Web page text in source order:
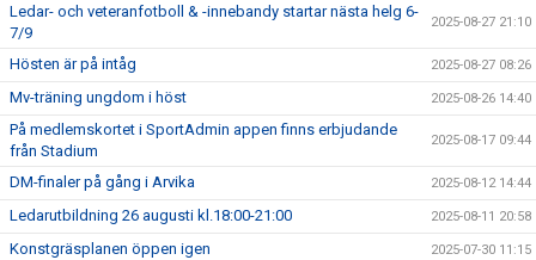
Ledar- och veteranfotboll & -innebandy startar nästa helg 6-
7/9
2025-08-27 21:10
Hösten är på intåg 2025-08-27 08:26
Mv-träning ungdom i höst 2025-08-26 14:40
På medlemskortet i SportAdmin appen finns erbjudande
från Stadium
2025-08-17 09:44
DM-finaler på gång i Arvika 2025-08-12 14:44
Ledarutbildning 26 augusti kl.18:00-21:00 2025-08-11 20:58
Konstgräsplanen öppen igen 2025-07-30 11:15